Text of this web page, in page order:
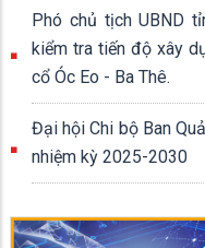
Phó chủ tịch UBND
kiểm tra tiến độ xây
cổ Óc Eo - Ba Thê.
Đại hội Chi bộ Ban
nhiệm kỳ 2025-2030